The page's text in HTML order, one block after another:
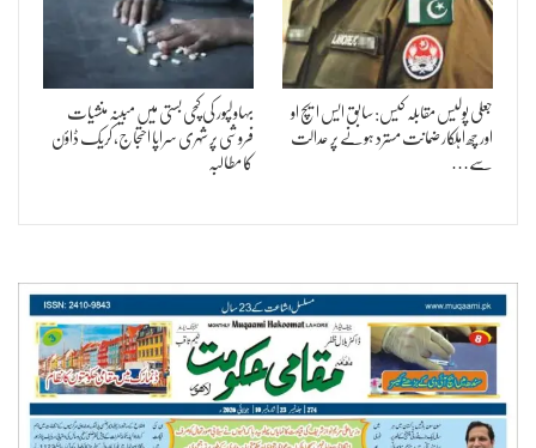
جعلی پولیس مقابلہ کیس: سابق ایس ایچ او
اور چھ اہلکار ضمانت مسترد ہونے پر عدالت
سے…
بہاولپور کی کچی بستی میں مبینہ منشیات
فروشی پر شہری سراپا احتجاج، کریک ڈاؤن
کا مطالبہ